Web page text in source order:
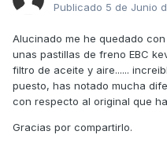
Publicado 5 de Junio
Alucinado me he quedado
unas pastillas de freno EBC
filtro de aceite y aire......
puesto, has notado mucha
con respecto al original que
Gracias por compartirlo.